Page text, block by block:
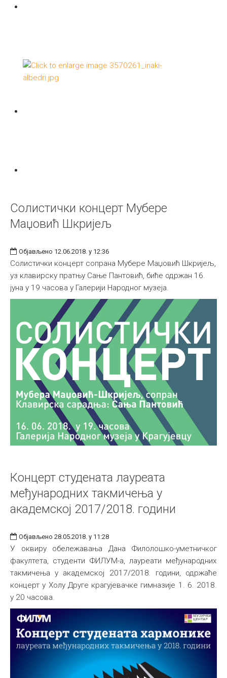
Солистички концерт Мубере
Маџовић Шкријељ
Објављено 12.06.2018. у 12:36
Солистички концерт сопрана Мубере Маџовић Шкријељ,
уз клавирску пратњу Сање Пантовић, биће одржан 16.
јуна у 19 часова у Галерији Народног музеја.
Концерт студената лауреата
међународних такмичења у
академској 2017/2018. години
Објављено 28.05.2018. у 11:28
У оквиру обележавања Дана Филолошко-уметничког
факултета, студенти ФИЛУМ-а, лауреати међународних
такмичења у академској 2017/2018. години, одржаће
концерт у Холу Друге крагујевачке гимназије 1. 6. 2018.
у 20 часова.